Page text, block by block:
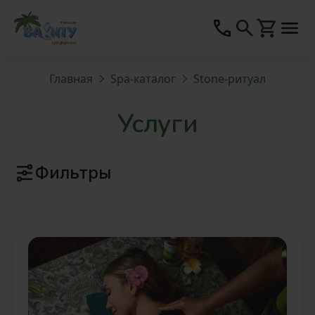
Главная Spa-каталог Stone-ритуал
Услуги
Фильтры